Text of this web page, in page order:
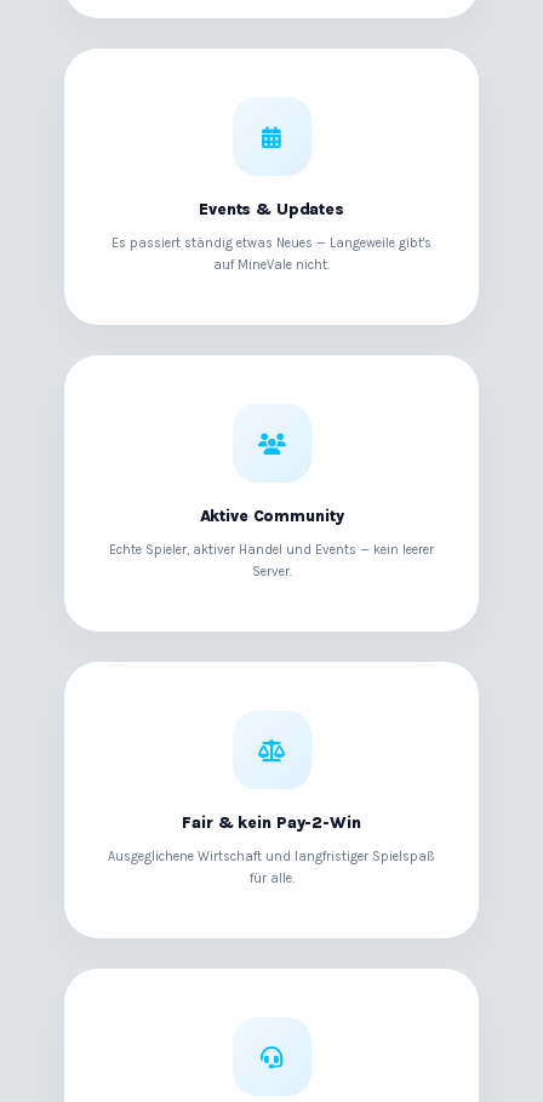
Events & Updates
Es passiert ständig etwas Neues — Langeweile gibt's
auf MineVale nicht.
Aktive Community
Echte Spieler, aktiver Handel und Events — kein leerer
Server.
Fair & kein Pay-2-Win
Ausgeglichene Wirtschaft und langfristiger Spielspaß
für alle.